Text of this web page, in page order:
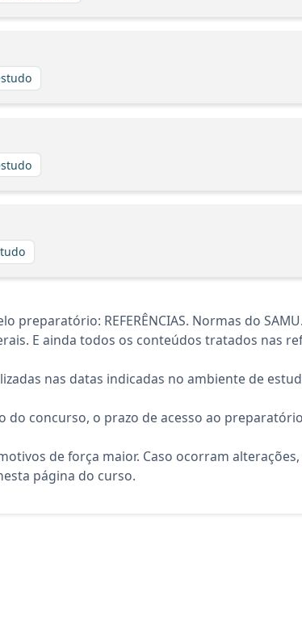
REFERÊNCIAS. Normas do
E ainda todos os conteúdos tratados nas
nas datas indicadas no ambiente de
concurso, o prazo de acesso ao
de força maior. Caso ocorram
página do curso.